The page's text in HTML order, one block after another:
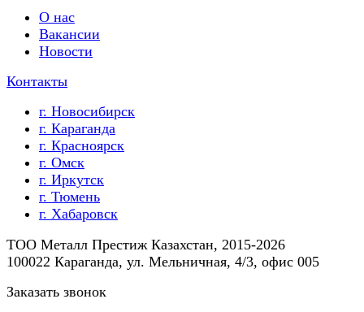
О нас
Вакансии
Новости
Контакты
г. Новосибирск
г. Караганда
г. Красноярск
г. Омск
г. Иркутск
г. Тюмень
г. Хабаровск
ТOO Металл Престиж Казахстан, 2015-2026
100022 Караганда, ул. Мельничная, 4/3, офис 005
Заказать звонок